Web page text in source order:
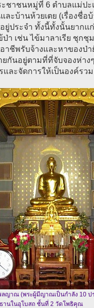
ะชาชนหมู่ที่ 6 ตำบลแม่ปะ
ละบ้านห้วยเตย (เรื่องชื่อ
ยู่ประจำ ทั้งนี้ทั้งนั้นยากแ
ป่า เช่น ไข้มาลาเรีย ชุก
าชีพรับจ้างและหาของป่
ยกันอยู่ตามที่ที่จับจองห่า
และจัดการให้เป็นองค์ร
ญาณ (พระผู้มีญาณเป็นกำลัง 10 ป
านในอุโบสถ ชั้นที่ 2 วัดโพธิคุณ